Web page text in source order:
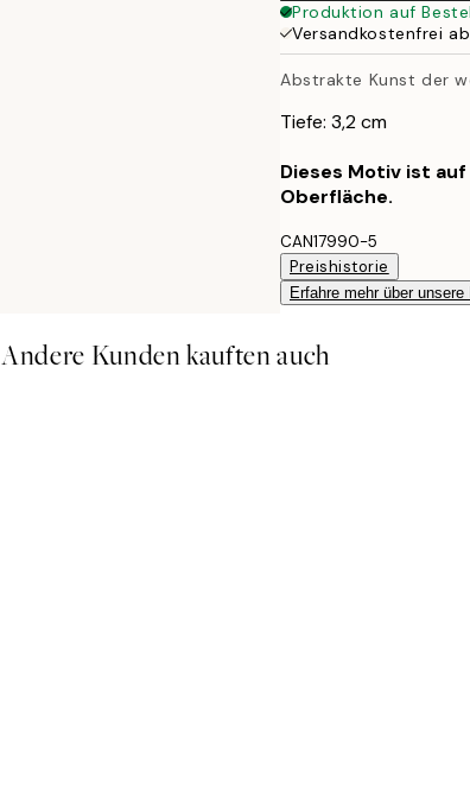
Produktion auf
Versandkostenfrei
Abstrakte Kunst der
Tiefe: 3,2 cm
Dieses Motiv ist
Oberfläche.
CAN17990-5
Preishistorie
Erfahre mehr über unsere
Andere Kunden kauften auch